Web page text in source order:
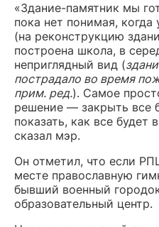
«Здание-памятник мы
пока нет понимая, когда
(на реконструкцию
построена школа, в
неприглядный вид (
пострадало во время
прим. ред.). Самое
решение — закрыть все
показать, как все будет
сказал мэр.
Он отметил, что если
месте православную
бывший военный
образовательный центр.